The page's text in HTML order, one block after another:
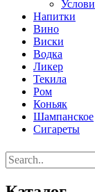
Напитки
Вино
Виски
Водка
Ликер
Текила
Ром
Коньяк
Шампанское
Сигареты